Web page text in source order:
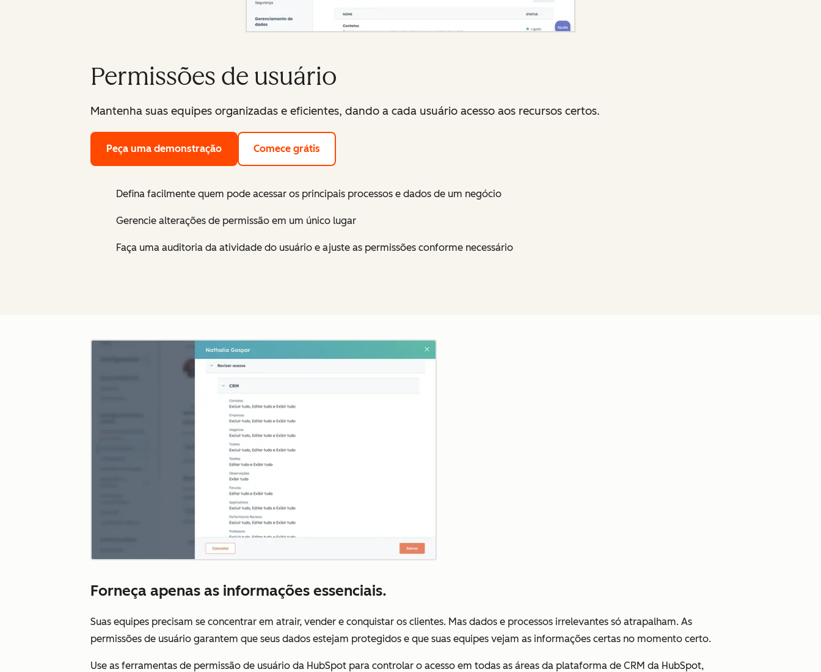
Permissões de usuário
Mantenha suas equipes organizadas e eficientes, dando a cada usuário acesso aos recursos certos.
Peça uma demonstração Comece grátis
Defina facilmente quem pode acessar os principais processos e dados de um negócio
Gerencie alterações de permissão em um único lugar
Faça uma auditoria da atividade do usuário e ajuste as permissões conforme necessário
Forneça apenas as informações essenciais.
Suas equipes precisam se concentrar em atrair, vender e conquistar os clientes. Mas dados e processos irrelevantes só atrapalham. As
permissões de usuário garantem que seus dados estejam protegidos e que suas equipes vejam as informações certas no momento certo.
Use as ferramentas de permissão de usuário da HubSpot para controlar o acesso em todas as áreas da plataforma de CRM da HubSpot,